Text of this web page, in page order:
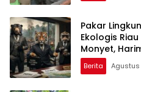
Pakar
Ekologis
Monyet,
Terhadap
Berita Agustus